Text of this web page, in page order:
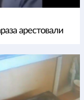
арестовали